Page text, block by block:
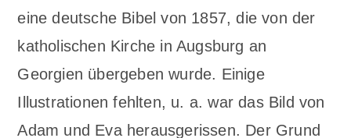
eine deutsche Bibel von 1857, die von der
katholischen Kirche in Augsburg an
Georgien übergeben wurde. Einige
Illustrationen fehlten, u. a. war das Bild von
Adam und Eva herausgerissen. Der Grund